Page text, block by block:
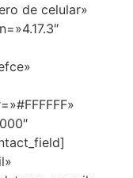
de celular»